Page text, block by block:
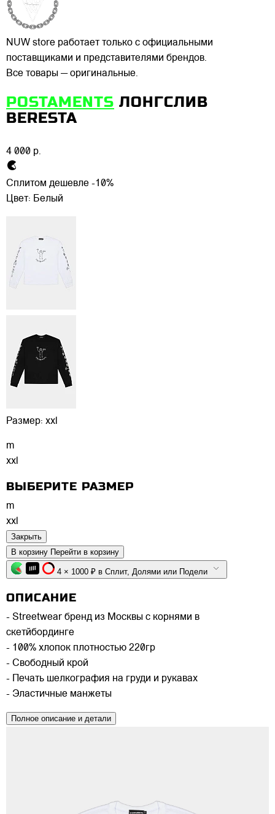
NUW store работает только с официальными
поставщиками и представителями брендов.
Все товары — оригинальные.
POSTAMENTS ЛОНГСЛИВ
BERESTA
4 000 р.
Сплитом дешевле -10%
Цвет: Белый
Размер: xxl
m
xxl
ВЫБЕРИТЕ РАЗМЕР
m
xxl
Закрыть
В корзину Перейти в корзину
4 × 1000 ₽ в Сплит, Долями или Подели
ОПИСАНИЕ
- Streetwear бренд из Москвы с корнями в
скетйбординге
- 100% хлопок плотностью 220гр
- Свободный крой
- Печать шелкография на груди и рукавах
- Эластичные манжеты
Полное описание и детали